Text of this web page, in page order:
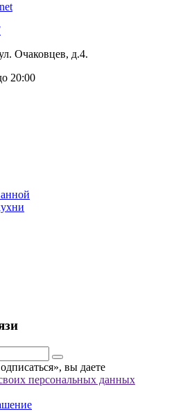
Очаковцев, д.4.
20:00
вы даете
персональных данных